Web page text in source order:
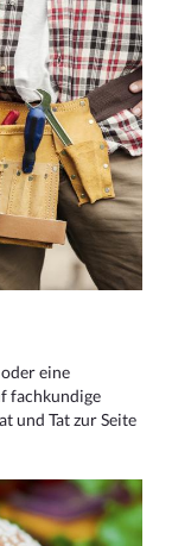
eine
fachkundige
und Tat zur Seite